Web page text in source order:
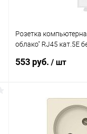
Розетка
облако" RJ45 кат.5E
553 руб. / шт